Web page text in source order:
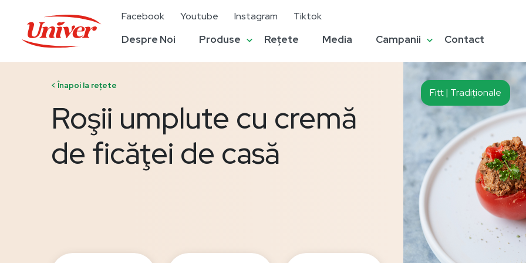
Facebook Youtube Instagram Tiktok
Despre Noi Produse Rețete Media Campanii Contact
< Înapoi la rețete
Roşii umplute cu cremă
de ficăţei de casă
Fitt | Tradiționale